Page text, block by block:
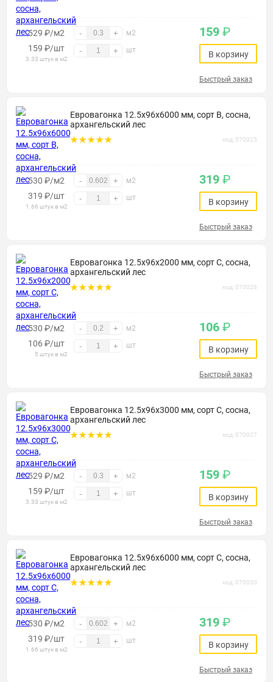
529 ₽/м2 - + м2
159 ₽/шт
3.33 штук в м2
- + шт
159 ₽
В корзину
Быстрый заказ
Евровагонка 12.5х96х6000 мм, сорт В, сосна,
архангельский лес
код: 070025
530 ₽/м2 - + м2
319 ₽/шт
1.66 штук в м2
- + шт
319 ₽
В корзину
Быстрый заказ
Евровагонка 12.5х96х2000 мм, сорт С, сосна,
архангельский лес
код: 070026
530 ₽/м2 - + м2
106 ₽/шт
5 штук в м2
- + шт
106 ₽
В корзину
Быстрый заказ
Евровагонка 12.5х96х3000 мм, сорт С, сосна,
архангельский лес
код: 070027
529 ₽/м2 - + м2
159 ₽/шт
3.33 штук в м2
- + шт
159 ₽
В корзину
Быстрый заказ
Евровагонка 12.5х96х6000 мм, сорт С, сосна,
архангельский лес
код: 070030
530 ₽/м2 - + м2
319 ₽/шт
1.66 штук в м2
- + шт
319 ₽
В корзину
Быстрый заказ